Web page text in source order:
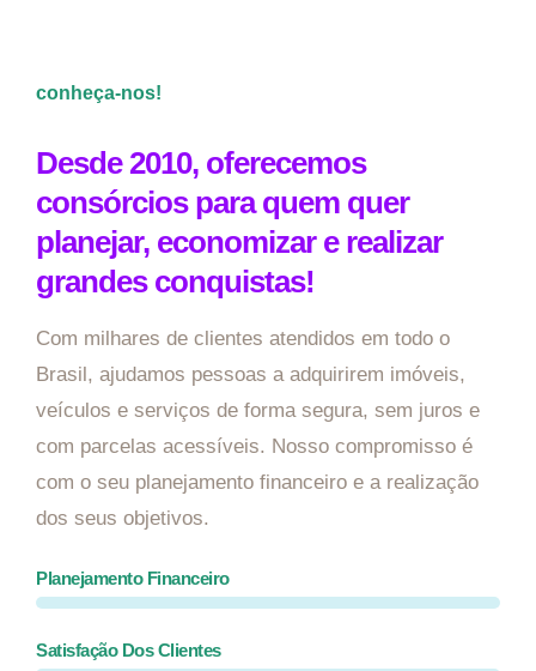
conheça-nos!
Desde 2010, oferecemos
consórcios para quem quer
planejar, economizar e realizar
grandes conquistas!
Com milhares de clientes atendidos em todo o
Brasil, ajudamos pessoas a adquirirem imóveis,
veículos e serviços de forma segura, sem juros e
com parcelas acessíveis. Nosso compromisso é
com o seu planejamento financeiro e a realização
dos seus objetivos.
Planejamento Financeiro
Satisfação Dos Clientes